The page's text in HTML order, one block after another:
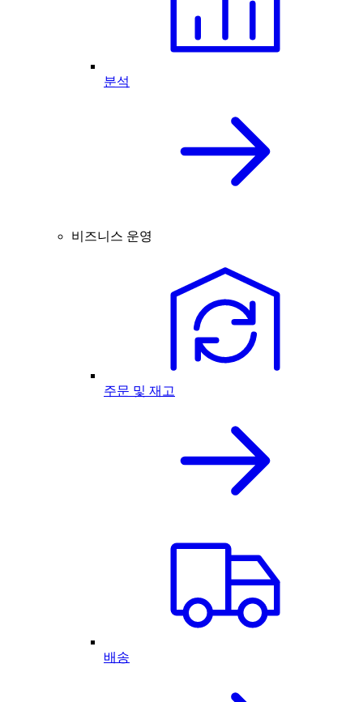
분석
비즈니스 운영
주문 및 재고
배송